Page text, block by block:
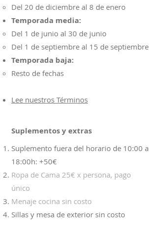
Del 20 de diciembre al 8 de enero
Temporada media:
Del 1 de junio al 30 de junio
Del 1 de septiembre al 15 de septiembre
Temporada baja:
Resto de fechas
Lee nuestros Términos
Suplementos y extras
Suplemento fuera del horario de 10:00 a
18:00h: +50€
Ropa de Cama 25€ x persona, pago
único
Menaje cocina sin costo
Sillas y mesa de exterior sin costo